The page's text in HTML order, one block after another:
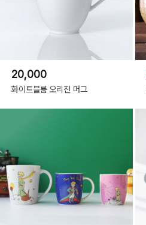
20,000
화이트블룸 오리진 머그